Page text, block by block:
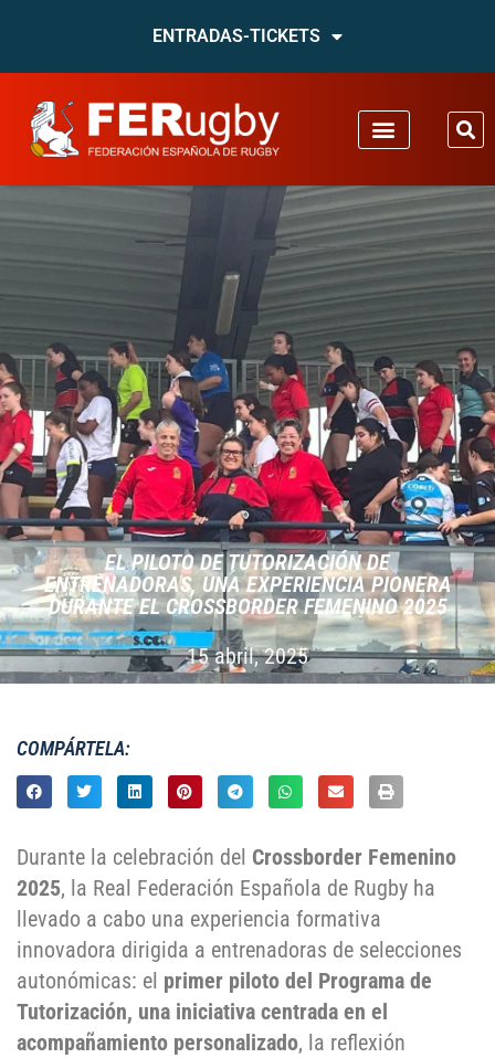
ENTRADAS-TICKETS
EL PILOTO DE TUTORIZACIÓN DE
ENTRENADORAS, UNA EXPERIENCIA PIONERA
DURANTE EL CROSSBORDER FEMENINO 2025
15 abril, 2025
COMPÁRTELA:
Durante la celebración del Crossborder Femenino
2025, la Real Federación Española de Rugby ha
llevado a cabo una experiencia formativa
innovadora dirigida a entrenadoras de selecciones
autonómicas: el primer piloto del Programa de
Tutorización, una iniciativa centrada en el
acompañamiento personalizado, la reflexión